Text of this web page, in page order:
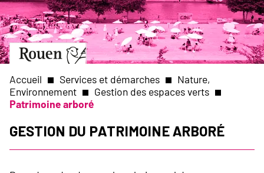
Aller
au
contenu
principal
Aller
à
page
d’accueil
Slide
1
of
1
d'Ariane
Accueil Services et démarches
Nature,
Environnement
Gestion des espaces verts
Patrimoine arboré
Gestion du patrimoine arboré